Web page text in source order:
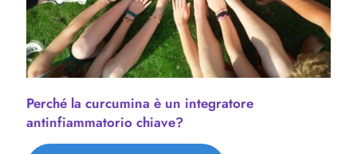
Perché la curcumina è un integratore
antinfiammatorio chiave?